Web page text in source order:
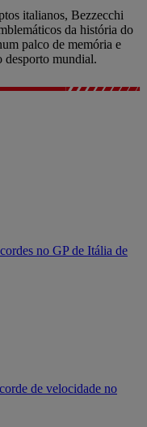
italianos, Bezzecchi
da história do
palco de memória e
desporto mundial.
no GP de Itália de
de velocidade no